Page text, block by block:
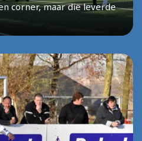
corner, maar die leverde